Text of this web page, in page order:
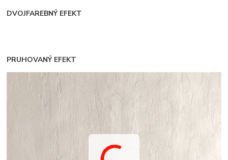
DVOJFAREBNÝ EFEKT
PRUHOVANÝ EFEKT